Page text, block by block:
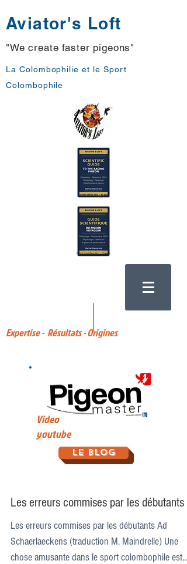
Aviator's Loft
"We create faster pigeons"
La Colombophilie et le Sport
Colombophile
Expertise - Résultats - Origines
Video
youtube
Le Blog
Les erreurs commises par les débutants
Les erreurs commises par les débutants Ad
Schaerlaeckens (traduction M. Maindrelle) Une
chose amusante dans le sport colombophile est...